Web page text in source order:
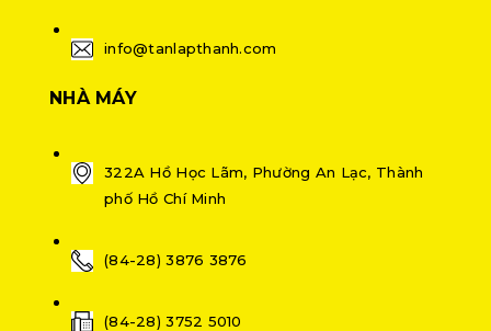
info@tanlapthanh.com
NHÀ MÁY
322A Hồ Học Lãm, Phường An Lạc, Thành
phố Hồ Chí Minh
(84-28) 3876 3876
(84-28) 3752 5010